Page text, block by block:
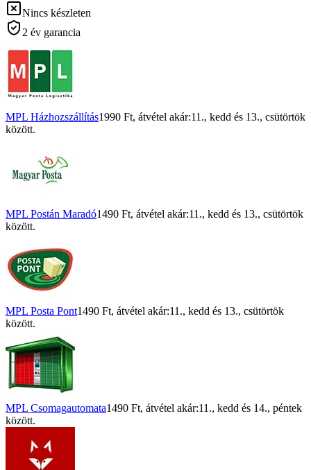
Nincs készleten
2 év garancia
MPL Házhozszállítás1990 Ft, átvétel akár:11., kedd és 13., csütörtök
között.
MPL Postán Maradó1490 Ft, átvétel akár:11., kedd és 13., csütörtök
között.
MPL Posta Pont1490 Ft, átvétel akár:11., kedd és 13., csütörtök
között.
MPL Csomagautomata1490 Ft, átvétel akár:11., kedd és 14., péntek
között.